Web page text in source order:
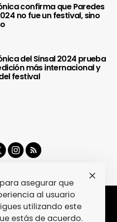
confirma que Paredes
no fue un festival, sino
del Sinsal 2024 prueba
más internacional y
festival
asegurar que
al usuario
utilizando este
estás de acuerdo.